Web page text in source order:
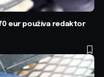
eur používa redaktor